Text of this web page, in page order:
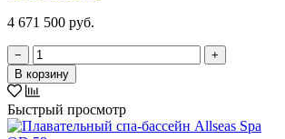
4 671 500 руб.
−
+
В корзину
Быстрый просмотр